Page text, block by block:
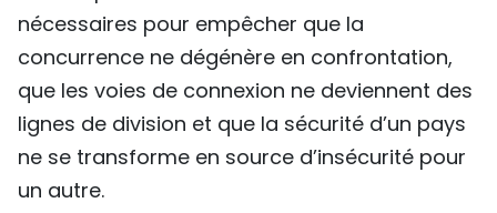
nécessaires pour empêcher que la
concurrence ne dégénère en confrontation,
que les voies de connexion ne deviennent des
lignes de division et que la sécurité d’un pays
ne se transforme en source d’insécurité pour
un autre.